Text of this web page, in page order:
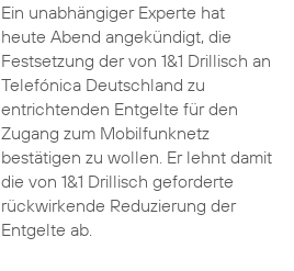
Ein unabhängiger Experte hat
heute Abend angekündigt, die
Festsetzung der von 1&1 Drillisch an
Telefónica Deutschland zu
entrichtenden Entgelte für den
Zugang zum Mobilfunknetz
bestätigen zu wollen. Er lehnt damit
die von 1&1 Drillisch geforderte
rückwirkende Reduzierung der
Entgelte ab.